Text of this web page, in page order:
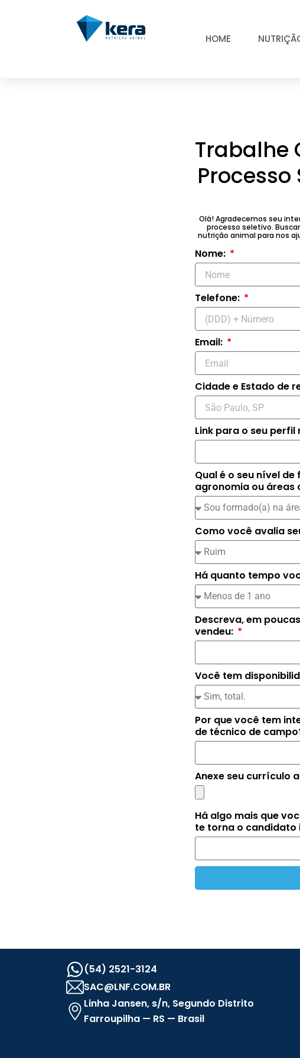
HOME
Trabalhe
Olá! Agradecemos seu
processo seletivo.
nutrição animal para nos
Nome:
Telefone:
Email:
Cidade e Estado de
Link para o seu
Qual é o seu nível
agronomia ou áreas
Como você avalia
Há quanto tempo
Descreva, em
vendeu:
Você tem
Por que você tem
de técnico de
Anexe seu currículo
Há algo mais que
te torna o candidato
(54) 2521-3124
SAC@LNF.COM.BR
Linha Jansen, s/n, Segundo Distrito
Farroupilha — RS — Brasil